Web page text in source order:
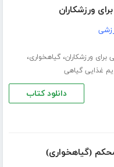
ورزشکاران
برای ورزشکاران،گیاهخواری،
غذایی گیاهی
دانلود کتاب
(گیاهخواری)